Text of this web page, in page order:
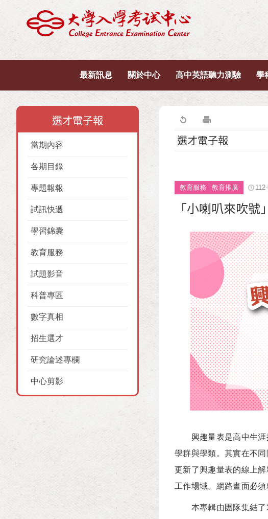
最新訊息 關於中心 高中英語聽力測驗 學
選才電子報
當期內容
各期目錄
專題報報
試訊快遞
學習錦囊
教育服務
試題影音
科普專區
數字真相
招生選才
研究論述專欄
中心剪影
選才電子報
教育服務 教育推廣
「小喇叭來吹號
興趣量表是高中生涯探
學群與學類。其實在不
更新了興趣量表的線上
工作場域。網路畫面必
本專輯由團隊集結了